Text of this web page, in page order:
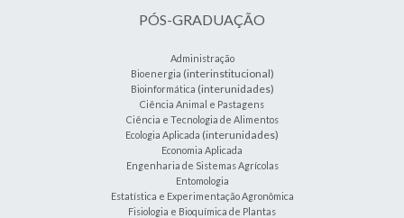
PÓS-GRADUAÇÃO
Administração
Bioenergia (interinstitucional)
Bioinformática (interunidades)
Ciência Animal e Pastagens
Ciência e Tecnologia de Alimentos
Ecologia Aplicada (interunidades)
Economia Aplicada
Engenharia de Sistemas Agrícolas
Entomologia
Estatística e Experimentação Agronômica
Fisiologia e Bioquímica de Plantas